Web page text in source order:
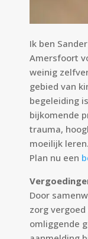
Ik ben
Amersfoort
weinig
gebied van
begeleiding
bijkomende
trauma,
moeilijk leren.
Plan nu een
Door
zorg
omliggende